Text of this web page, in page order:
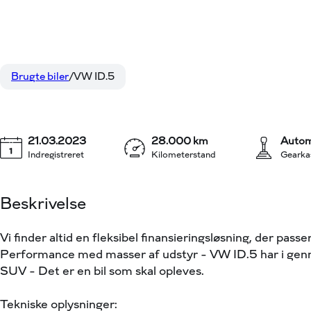
EL Pro Performance 204HK 5d Aut.
Brugte biler VW ID.5
Indregistreret
21.03.2023
Kilometerstand
28.000 km
Beskrivelse
Vi finder altid en fleksibel finansieringsløsning, der
Performance med masser af udstyr – VW ID.5 har i
SUV – Det er en bil som skal opleves.
Tekniske oplysninger: